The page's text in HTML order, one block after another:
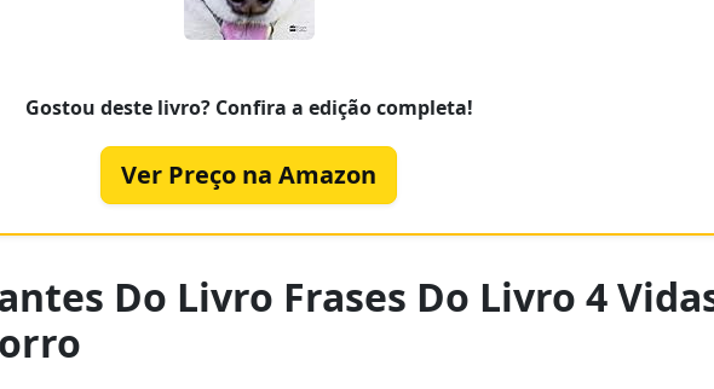
Gostou deste livro? Confira a edição completa!
Ver Preço na Amazon
Do Livro Frases Do Livro 4